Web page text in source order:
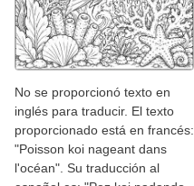
No se proporcionó texto en
inglés para traducir. El texto
proporcionado está en francés:
"Poisson koi nageant dans
l'océan". Su traducción al